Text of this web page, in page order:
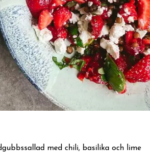
med chili, basilika och lime